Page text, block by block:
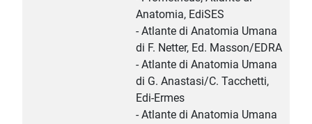
Anatomia, EdiSES
- Atlante di Anatomia Umana
di F. Netter, Ed. Masson/EDRA
- Atlante di Anatomia Umana
di G. Anastasi/C. Tacchetti,
Edi-Ermes
- Atlante di Anatomia Umana